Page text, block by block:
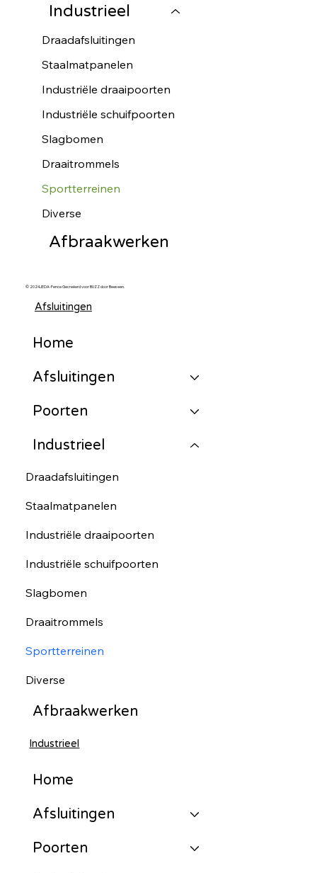
Industrieel
Draadafsluitingen
Staalmatpanelen
Industriële draaipoorten
Industriële schuifpoorten
Slagbomen
Draaitrommels
Sportterreinen
Diverse
Afbraakwerken
© 2024JEDA-Fence Gecreëerd voor BUZZ door Beeseen.
Afsluitingen
Home
Afsluitingen
Poorten
Industrieel
Draadafsluitingen
Staalmatpanelen
Industriële draaipoorten
Industriële schuifpoorten
Slagbomen
Draaitrommels
Sportterreinen
Diverse
Afbraakwerken
Industrieel
Home
Afsluitingen
Poorten